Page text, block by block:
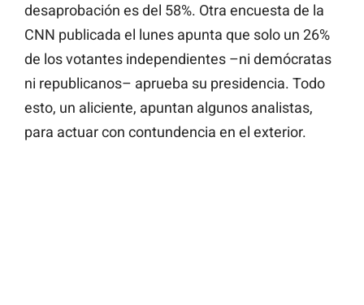
desaprobación es del 58%. Otra encuesta de la
CNN publicada el lunes apunta que solo un 26%
de los votantes independientes –ni demócratas
ni republicanos– aprueba su presidencia. Todo
esto, un aliciente, apuntan algunos analistas,
para actuar con contundencia en el exterior.